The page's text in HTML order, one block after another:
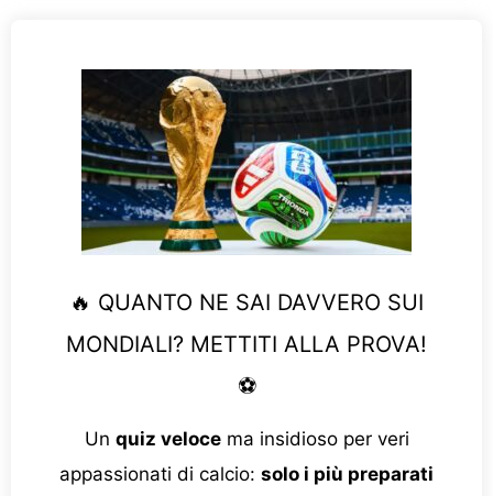
🔥 QUANTO NE SAI DAVVERO SUI
MONDIALI? METTITI ALLA PROVA!
⚽
Un quiz velocema insidioso per veri
appassionati di calcio: solo i più preparati